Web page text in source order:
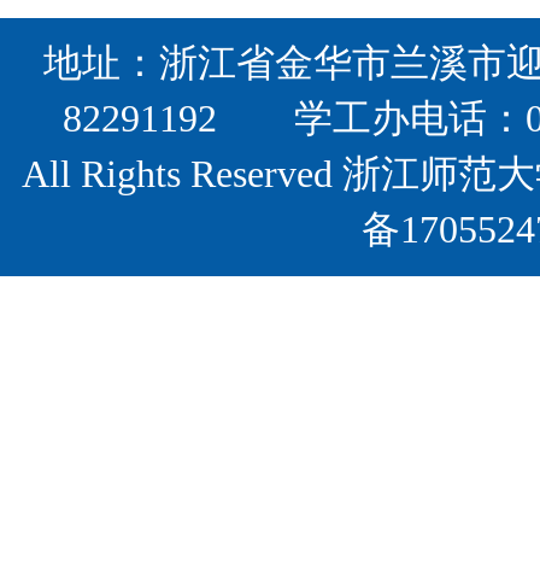
地址：浙江省金华市兰溪
82291192 学工办电话
All Rights Reserved 浙江师
备